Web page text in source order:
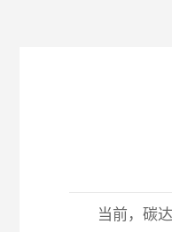
当前，碳